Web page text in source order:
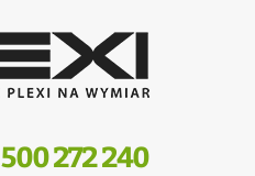
500 272 240